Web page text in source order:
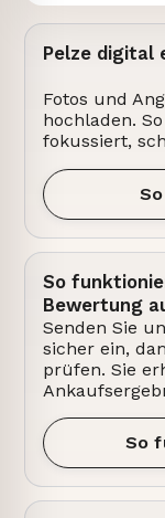
Pelze digital
Fotos und
hochladen.
fokussiert,
So
Bewertung
Senden Sie
sicher ein,
prüfen. Sie
So